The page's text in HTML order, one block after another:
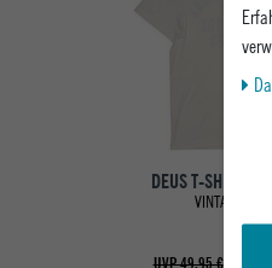
DEUS T-SHIRT
VINTAGE WHITE